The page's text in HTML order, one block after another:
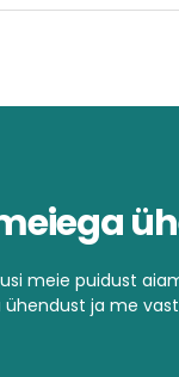
meie puidust
ja me